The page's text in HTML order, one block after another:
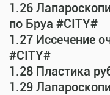
1.26
по Бруа #CITY#
1.27 Иссечение
#CITY#
1.28 Пластика
1.29